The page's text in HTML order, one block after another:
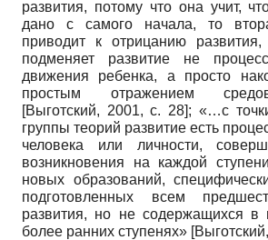
развития, потому что она учит,
дано с самого начала, то
приводит к отрицанию
подменяет развитие не
движения ребенка, а просто
простым отражением
[Выготский, 2001, с. 28]; «…с
группы теорий развитие есть
человека или личности,
возникновения на каждой
новых образований,
подготовленных всем
развития, но не содержащихся в
более ранних ступенях» [